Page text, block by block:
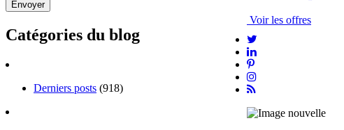
Catégories du blog
Derniers posts (918)
Voir les offres